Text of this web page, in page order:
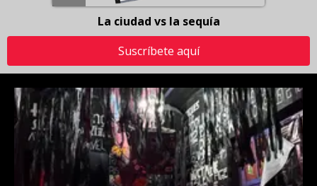
La ciudad vs la sequía
Suscríbete aquí